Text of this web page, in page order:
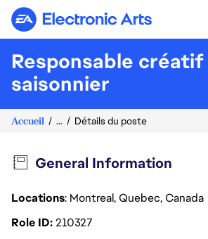
Electronic Arts
Responsable créatif
saisonnier
Accueil ... Détails du poste
General Information
Locations: Montreal, Quebec, Canada
Role ID210327